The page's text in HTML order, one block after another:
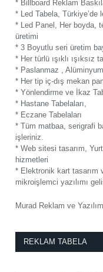
* Billboard Reklam
* Led Tabela, Türkiye’de
* Led Panel, Her boyda,
üretimi
* 3 Boyutlu seri üretim
* Her türlü ışıklı ışıksız
* Paslanmaz ,
* Her tip iç-dış mekan
* Yönlendirme ve İkaz
* Hastane Tabelaları,
* Eczane Tabelaları
* Tüm matbaa, serigrafi
işleriniz.
* Web sitesi tasarım,
hizmetleri
* Elektronik kart tasarım
mikroişlemci yazılımı
Murad Reklam ve
REKLAM TABELA